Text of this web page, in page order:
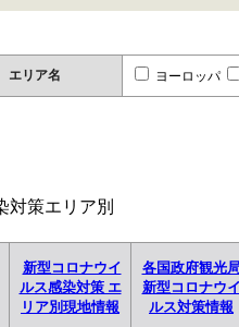
エリア名 ヨーロッパ
対策エリア別
新型コロナウイ
ルス感染対策 エ
リア別現地情報
各国政府観光
新型コロナウ
ルス対策情報